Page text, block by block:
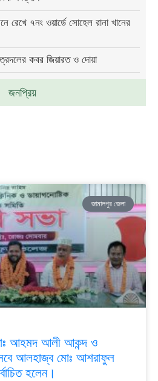
জনপ্রিয়
রেখে ৭নং ওয়ার্ডে সোহেল রানা খানের
কবর জিয়ারত ও দোয়া
জামালপুর জেলা
আহমদ আলী আকন্দ ও
আলহাজ্ব মোঃ আশরাফুল
হলেন।